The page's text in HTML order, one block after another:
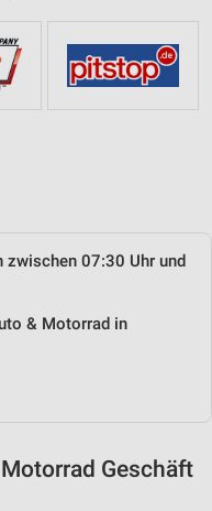
zwischen 07:30 Uhr und
& Motorrad in
Geschäft